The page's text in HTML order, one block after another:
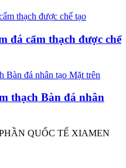
đá cẩm thạch được chế
thạch Bàn đá nhân
QUỐC TẾ XIAMEN